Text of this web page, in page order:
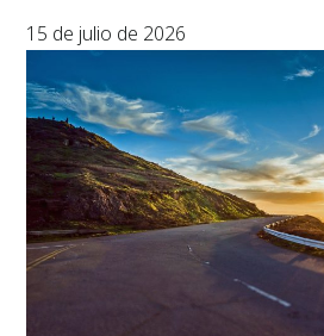
15 de julio de 2026